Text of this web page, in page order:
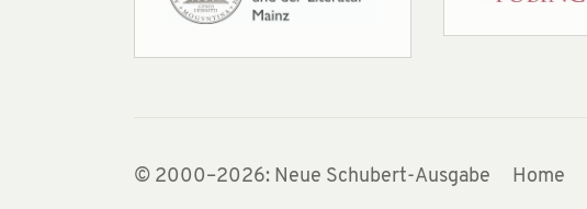
© 2000–2026: Neue Schubert-Ausgabe Home